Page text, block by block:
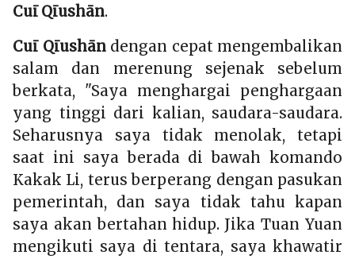
Cuī Qīushān.
Cuī Qīushāndengan cepat mengembalikan
salam dan merenung sejenak sebelum
berkata, "Saya menghargai penghargaan
yang tinggi dari kalian, saudara-saudara.
Seharusnya saya tidak menolak, tetapi
saat ini saya berada di bawah komando
Kakak Li, terus berperang dengan pasukan
pemerintah, dan saya tidak tahu kapan
saya akan bertahan hidup. Jika Tuan Yuan
mengikuti saya di tentara, saya khawatir